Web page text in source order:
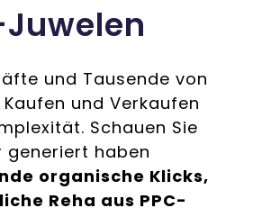
und Tausende von
und Verkaufen
Schauen Sie
generiert haben
organische Klicks,
Reha aus PPC-